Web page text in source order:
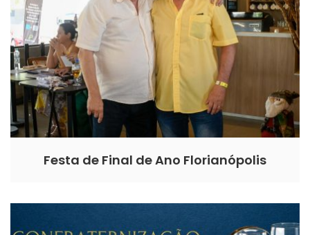
Festa de Final de Ano Florianópolis